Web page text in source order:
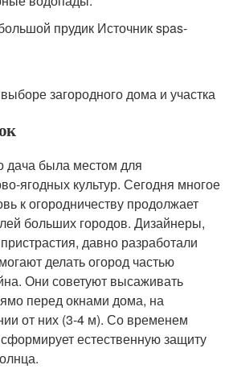
прудик Источник spas-
загородного дома и участка
была местом для
ягодных культур. Сегодня многое
к огородничеству продолжает
больших городов. Дизайнеры,
давно разработали
делать огород частью
Они советуют высаживать
перед окнами дома, на
от них (3-4 м). Со временем
естественную защиту